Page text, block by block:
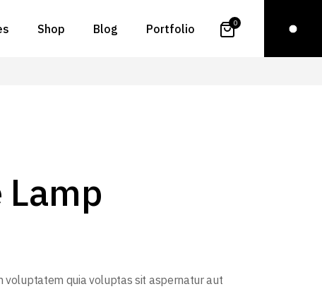
Shop Blog
Post Types
Portfolio 0
Lamp
voluptatem quia voluptas sit aspernatur aut